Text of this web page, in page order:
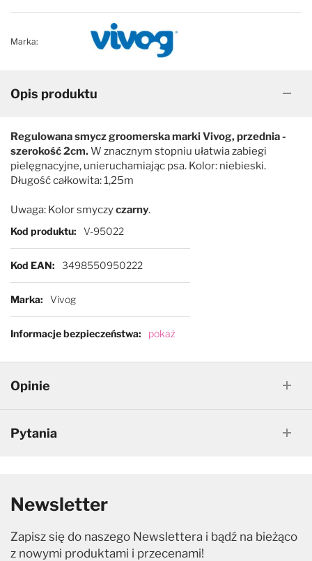
Marka:
Opis produktu
Regulowana smycz groomerska marki Vivog, przednia -
szerokość 2cm.W znacznym stopniu ułatwia zabiegi
pielęgnacyjne, unieruchamiając psa. Kolor: niebieski.
Długość całkowita: 1,25m
Uwaga: Kolor smyczyczarny.
Więcej informacji
Kod produktu V-95022
Kod EAN 3498550950222
Marka Vivog
Informacje bezpieczeństwa pokaż
Opinie
Pytania
Newsletter
Zapisz się do naszego Newslettera i bądź na bieżąco
z nowymi produktami i przecenami!